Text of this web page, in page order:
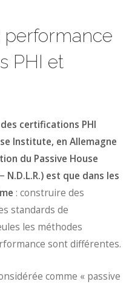
performance
PHI et
certifications PHI
Institute, en Allemagne
du Passive House
est que dans les
: construire des
standards de
les méthodes
sont différentes.
comme « passive